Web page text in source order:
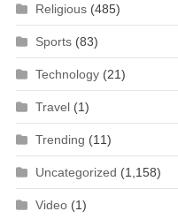
Religious(485)
Sports(83)
Technology(21)
Travel(1)
Trending (11)
Uncategorized (1,158)
Video(1)